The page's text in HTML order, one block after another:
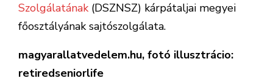
Szolgálatának (DSZNSZ) kárpátaljai megyei
főosztályának sajtószolgálata.
magyarallatvedelem.hu, fotó illusztrácio:
retiredseniorlife